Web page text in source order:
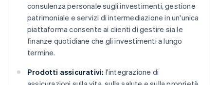
consulenza personale sugli investimenti, gestione
patrimoniale e servizi di intermediazione in un'unica
piattaforma consente ai clienti di gestire sia le
finanze quotidiane che gli investimenti a lungo
termine.
Prodotti assicurativi: l'integrazione di